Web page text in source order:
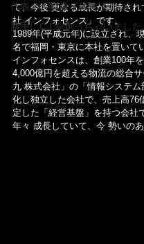
代表の人物像＆体験談！
勝手にC.I.を創っちゃいました
て、今後 更なる成長が期待さ
社 インフォセンス」です。
1989年(平成元年)に設立され、
名で福岡・東京に本社を置いて
インフォセンスは、創業100年
4,000億円を超える物流の総合
九 株式会社」の「情報システム
化し独立した会社で、売上高76
定した「経営基盤」を持つ会社
年々 成長していて、今 勢いのあ